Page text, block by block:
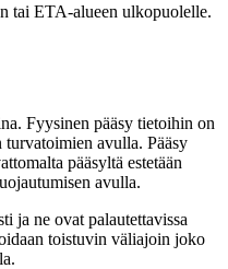
tai ETA-alueen ulkopuolelle.
Fyysinen pääsy tietoihin on
avulla. Pääsy
pääsyltä estetään
avulla.
ja ne ovat palautettavissa
toistuvin väliajoin joko